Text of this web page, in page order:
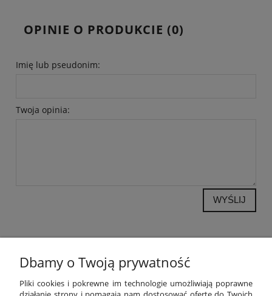
OPINIE O PRODUKCIE (0)
Imię lub pseudonim:
Twoja opinia:
WYŚLIJ
POMOC
Dbamy o Twoją prywatność
Pliki cookies i pokrewne im technologie umożliwiają poprawne